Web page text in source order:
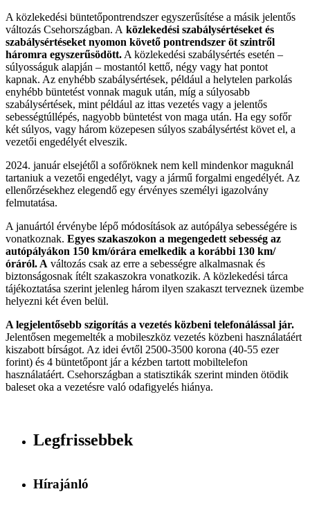
A közlekedési büntetőpontrendszer egyszerűsítése a másik jelentős
változás Csehországban. A közlekedési szabálysértéseket és
szabálysértéseket nyomon követő pontrendszer öt szintről
háromra egyszerűsödött. A közlekedési szabálysértés esetén –
súlyosságuk alapján – mostantól kettő, négy vagy hat pontot
kapnak. Az enyhébb szabálysértések, például a helytelen parkolás
enyhébb büntetést vonnak maguk után, míg a súlyosabb
szabálysértések, mint például az ittas vezetés vagy a jelentős
sebességtúllépés, nagyobb büntetést von maga után. Ha egy sofőr
két súlyos, vagy három közepesen súlyos szabálysértést követ el, a
vezetői engedélyét elveszik.
2024. január elsejétől a sofőröknek nem kell mindenkor maguknál
tartaniuk a vezetői engedélyt, vagy a jármű forgalmi engedélyét. Az
ellenőrzésekhez elegendő egy érvényes személyi igazolvány
felmutatása.
A januártól érvénybe lépő módosítások az autópálya sebességére is
vonatkoznak. Egyes szakaszokon a megengedett sebesség az
autópályákon 150 km/órára emelkedik a korábbi 130 km/
óráról. A változás csak az erre a sebességre alkalmasnak és
biztonságosnak ítélt szakaszokra vonatkozik. A közlekedési tárca
tájékoztatása szerint jelenleg három ilyen szakaszt terveznek üzembe
helyezni két éven belül.
A legjelentősebb szigorítás a vezetés közbeni telefonálással jár.
Jelentősen megemelték a mobileszköz vezetés közbeni használatáért
kiszabott bírságot. Az idei évtől 2500-3500 korona (40-55 ezer
forint) és 4 büntetőpont jár a kézben tartott mobiltelefon
használatáért. Csehországban a statisztikák szerint minden ötödik
baleset oka a vezetésre való odafigyelés hiánya.
Legfrissebbek
Hírajánló